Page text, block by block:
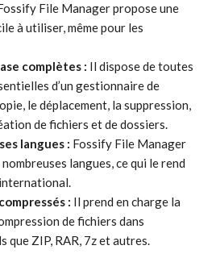
File Manager propose une
à utiliser, même pour les
complètes : Il dispose de toutes
d’un gestionnaire de
le déplacement, la suppression,
de fichiers et de dossiers.
langues : Fossify File Manager
langues, ce qui le rend
: Il prend en charge la
de fichiers dans
ZIP, RAR, 7z et autres.